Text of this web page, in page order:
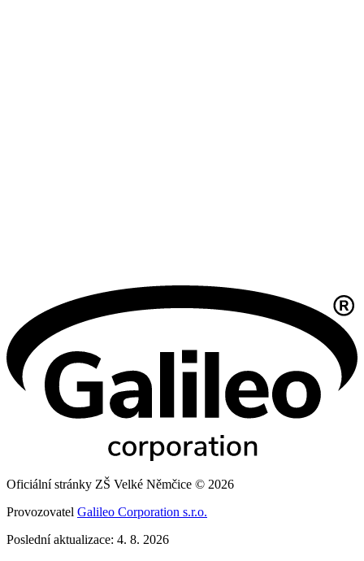
Oficiální stránky ZŠ Velké Němčice © 2026
Provozovatel Galileo Corporation s.r.o.
Poslední aktualizace: 4. 8. 2026